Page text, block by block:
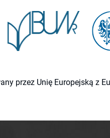
przez Unię Europejską z